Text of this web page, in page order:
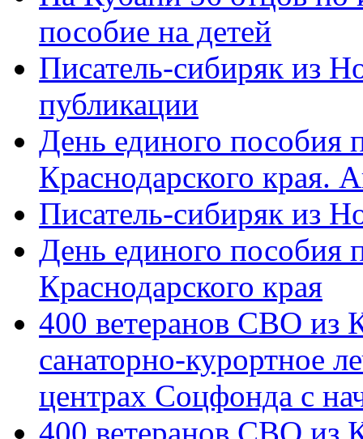
пособие на детей
Писатель-сибиряк из
публикации
День единого пособия
Краснодарского края.
Писатель-сибиряк из
День единого пособия
Краснодарского края
400 ветеранов СВО из
санаторно-курортное
центрах Соцфонда с